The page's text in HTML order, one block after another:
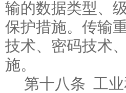
输的数据类型、
保护措施。传输
技术、密码技术
施。
第十八条 工